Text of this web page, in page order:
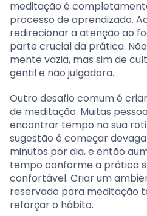
meditação é
processo de aprendizado.
redirecionar a atenção ao
parte crucial da prática.
mente vazia, mas sim de
gentil e não julgadora.
Outro desafio comum é
de meditação. Muitas
encontrar tempo na sua
sugestão é começar
minutos por dia, e então
tempo conforme a prática
confortável. Criar um
reservado para meditação
reforçar o hábito.